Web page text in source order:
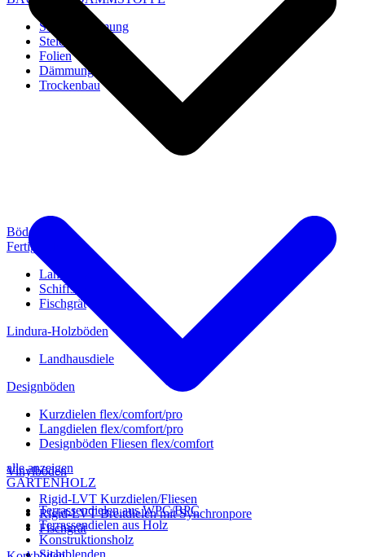
Steico Dämmung
Steico Zubehör
Folien
Dämmung
Trockenbau
alle anzeigen
GARTENHOLZ
Terrassendielen aus WPC/BPC
Terrassendielen aus Holz
Konstruktionsholz
Sichtblenden
Böden
Fertigparkett
Landhausdiele
Schiffsboden
Fischgrät
Lindura-Holzböden
Landhausdiele
Designböden
Kurzdielen flex/comfort/pro
Langdielen flex/comfort/pro
Designböden Fliesen flex/comfort
Vinylböden
Rigid-LVT Kurzdielen/Fliesen
Rigid-LVT Breitdielen mit Synchronpore
Fischgrät